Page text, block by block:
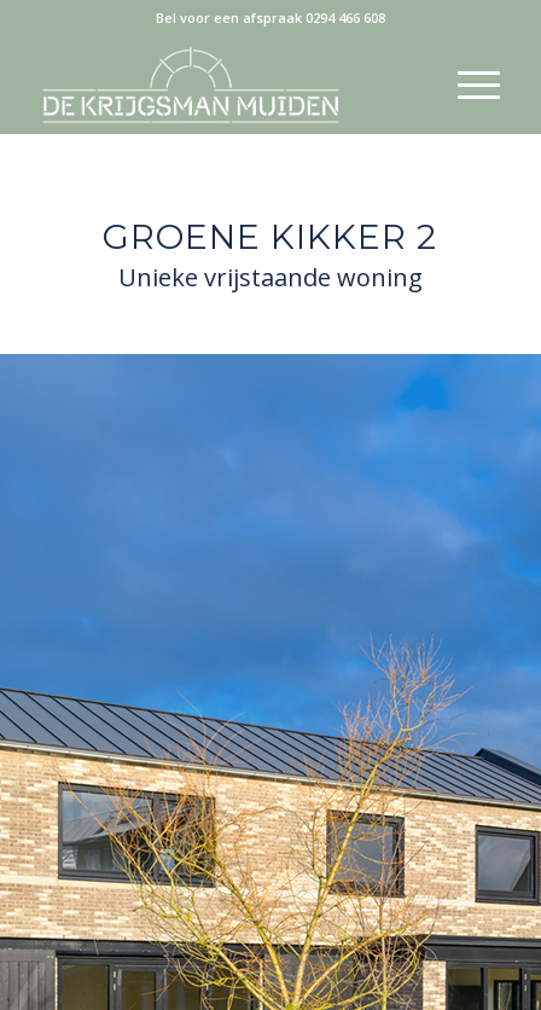
Bel voor een afspraak 0294 466 608
GROENE KIKKER 2
Unieke vrijstaande woning